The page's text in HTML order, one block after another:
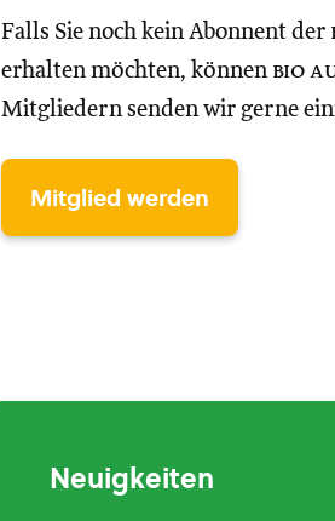
Falls Sie noch kein Abonnent der
erhalten möchten, können bio
Mitgliedern senden wir gerne
Mitglied werden
Neuigkeiten